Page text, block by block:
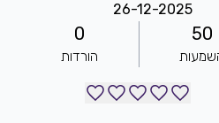
26-12-2025
50
0
הורדות